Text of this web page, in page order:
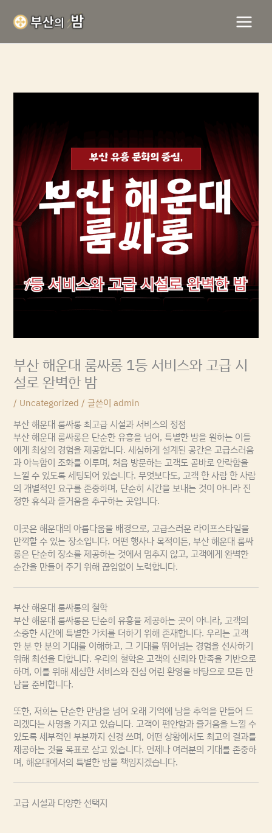
로
부산 해운대 룸싸롱 1등 서비스와 고급 시
설로 완벽한 밤
/ Uncategorized / 글쓴이admin
부산 해운대 룸싸롱 최고급 시설과 서비스의 정점
부산 해운대 룸싸롱은 단순한 유흥을 넘어, 특별한 밤을 원하는 이들
에게 최상의 경험을 제공합니다. 세심하게 설계된 공간은 고급스러움
과 아늑함이 조화를 이루며, 처음 방문하는 고객도 곧바로 안락함을
느낄 수 있도록 세팅되어 있습니다. 무엇보다도, 고객 한 사람 한 사람
의 개별적인 요구를 존중하며, 단순히 시간을 보내는 것이 아니라 진
정한 휴식과 즐거움을 추구하는 곳입니다.
이곳은 해운대의 아름다움을 배경으로, 고급스러운 라이프스타일을
만끽할 수 있는 장소입니다. 어떤 행사나 목적이든, 부산 해운대 룸싸
롱은 단순히 장소를 제공하는 것에서 멈추지 않고, 고객에게 완벽한
순간을 만들어 주기 위해 끊임없이 노력합니다.
부산 해운대 룸싸롱의 철학
부산 해운대 룸싸롱은 단순히 유흥을 제공하는 곳이 아니라, 고객의
소중한 시간에 특별한 가치를 더하기 위해 존재합니다. 우리는 고객
한 분 한 분의 기대를 이해하고, 그 기대를 뛰어넘는 경험을 선사하기
위해 최선을 다합니다. 우리의 철학은 고객의 신뢰와 만족을 기반으로
하며, 이를 위해 세심한 서비스와 진심 어린 환영을 바탕으로 모든 만
남을 준비합니다.
또한, 저희는 단순한 만남을 넘어 오래 기억에 남을 추억을 만들어 드
리겠다는 사명을 가지고 있습니다. 고객이 편안함과 즐거움을 느낄 수
있도록 세부적인 부분까지 신경 쓰며, 어떤 상황에서도 최고의 결과를
제공하는 것을 목표로 삼고 있습니다. 언제나 여러분의 기대를 존중하
며, 해운대에서의 특별한 밤을 책임지겠습니다.
고급 시설과 다양한 선택지